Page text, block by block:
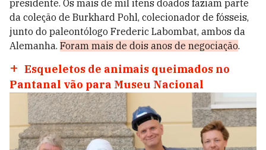
presidente. Os mais de mil itens doados faziam parte
da coleção de Burkhard Pohl, colecionador de fósseis,
junto do paleontólogo Frederic Labombat, ambos da
Alemanha. Foram mais de dois anos de negociação.
Esqueletos de animais queimados no
Pantanal vão para Museu Nacional